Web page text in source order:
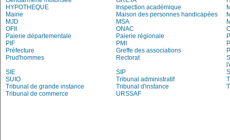
HYPOTHEQUE
Inspection académique
Mairie
Maison des personnes handicapées
MJD
MSA
OFII
ONAC
Paierie départementale
Paierie régionale
PIF
PMI
Préfecture
Greffe des associations
Prud'hommes
Rectorat
SIE
SIP
SUIO
Tribunal administratif
Tribunal de grande instance
Tribunal d'instance
Tribunal de commerce
URSSAF